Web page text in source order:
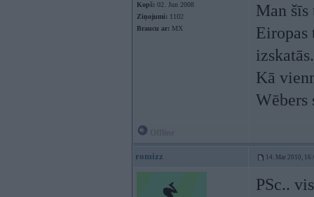
Kopš: 02. Jun 2008
Ziņojumi: 1102
Braucu ar: MX
Man šīs
Eiropas
izskatās.
Kā
Wēbers
romizz 14. Mar 2010,
PSc..